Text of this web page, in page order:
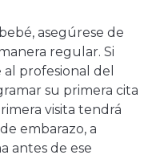
asegúrese de
regular. Si
profesional del
su primera cita
visita tendrá
embarazo, a
antes de ese